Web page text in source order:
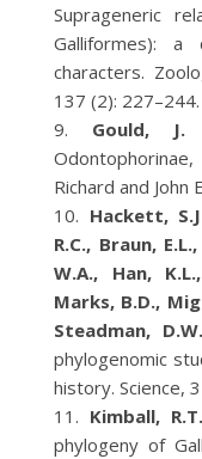
Suprageneric
Galliformes): a
characters.
137 (2):
Gould, J.
Richard and John
Hackett,
R.C., Braun,
W.A., Han,
Marks, B.D.,
Steadman,
phylogenomic
history. Science,
Kimball,
phylogeny of